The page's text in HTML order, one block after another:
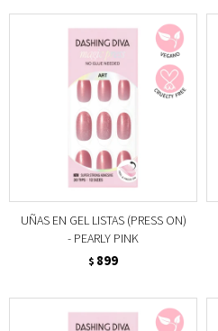
UÑAS EN GEL LISTAS (PRESS ON)
- PEARLY PINK
$ 899